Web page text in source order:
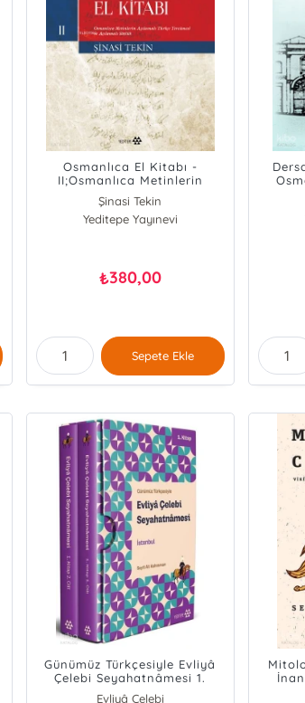
Osmanlıca El Kitabı -
II;Osmanlıca Metinlerin
Çevriyazısı ve Tıpkıbasımlar
Şinasi Tekin
Yeditepe Yayınevi
₺380,00
Sepete Ekle
Günümüz Türkçesiyle Evliyâ
Çelebi Seyahatnâmesi 1.
Kitap 2 Cilt Ciltli (Kutulu)
Evliyâ Çelebi